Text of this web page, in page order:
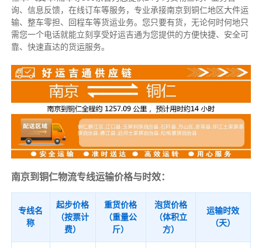
询、信息反馈，在线订车等服务， 专业承接南京到铜仁地区大件运
输、整车零担、回程车等货运业务。 您只要有货，无论何时何地只
需您一个电话就能立刻享受好运吉通为您提供的方便快捷、安全可
靠、快速直达的货运服务。
南京到铜仁物流专线运输价格与时效：
专线名
称
起步价格
（按票计
费）
重货价格
（重量公
斤）
泡货价格
（体积立
方）
运输时效
（天）